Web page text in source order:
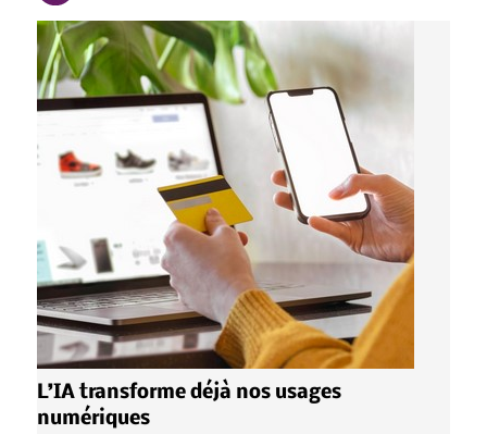
L’IA transforme déjà nos usages
numériques